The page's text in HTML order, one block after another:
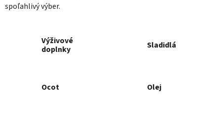
spoľahlivý výber.
Výživové
doplnky
Sladidlá
Ocot Olej